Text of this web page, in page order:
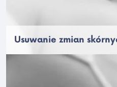
Usuwanie zmian